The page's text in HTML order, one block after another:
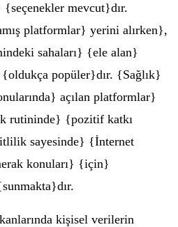
mevcut}dır.
platformlar} yerini alırken},
sahaları} {ele alan}
popüler}dır. {Sağlık}
açılan platformlar}
rutininde} {pozitif katkı
sayesinde} {İnternet
konuları} {için}
kişisel verilerin